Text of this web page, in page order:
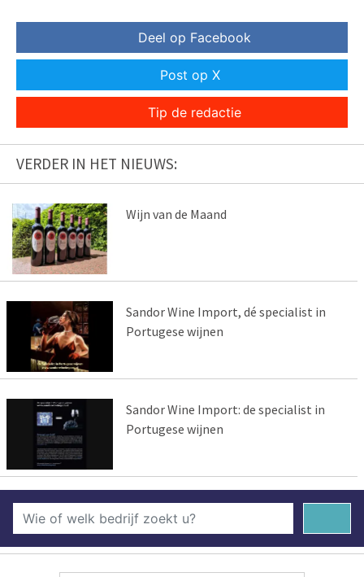
Deel op Facebook
Post op X
Tip de redactie
VERDER IN HET NIEUWS:
Wijn van de Maand
Sandor Wine Import, dé specialist in
Portugese wijnen
Sandor Wine Import: de specialist in
Portugese wijnen